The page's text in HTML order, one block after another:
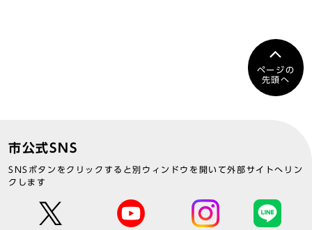
ページの
先頭へ
市公式SNS
SNSボタンをクリックすると別ウィンドウを開いて外部サイトへリン
クします